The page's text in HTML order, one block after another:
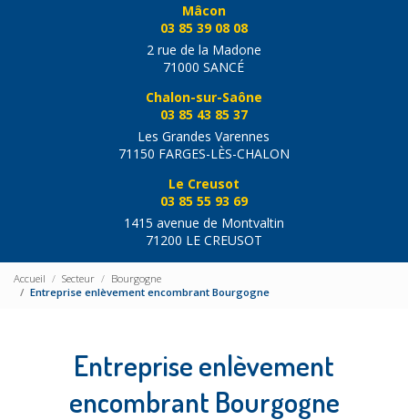
Mâcon
03 85 39 08 08
2 rue de la Madone
71000 SANCÉ
Chalon-sur-Saône
03 85 43 85 37
Les Grandes Varennes
71150 FARGES-LÈS-CHALON
Le Creusot
03 85 55 93 69
1415 avenue de Montvaltin
71200 LE CREUSOT
Accueil Secteur
Bourgogne
Entreprise enlèvement encombrant Bourgogne
Entreprise enlèvement
encombrant Bourgogne